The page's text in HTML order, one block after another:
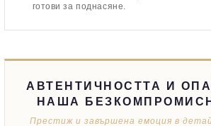
готови за поднасяне.
АВТЕНТИЧНОСТТА И
НАША
Престиж и завършена емоция в